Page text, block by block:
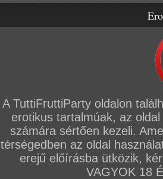
Amatőr sorozatok
A TuttiFruttiParty oldalon
erotikus tartalmúak, az
számára sértően kezeli.
térségedben az oldal
erejű előírásba ütközik,
VAGYOK 18